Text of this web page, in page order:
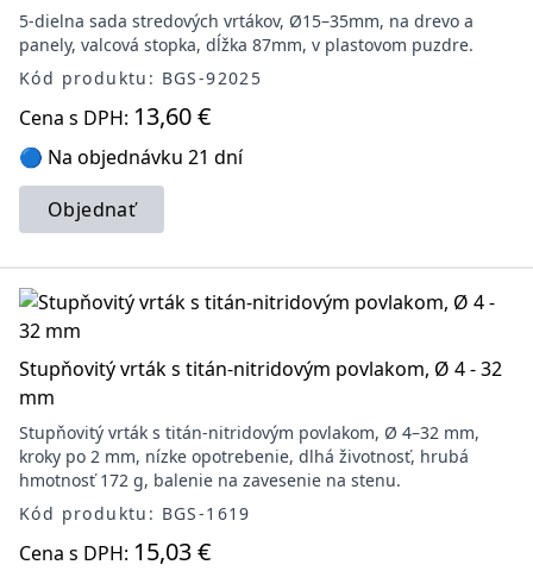
5-dielna sada stredových vrtákov, Ø15–35mm, na drevo a
panely, valcová stopka, dĺžka 87mm, v plastovom puzdre.
Kód produktu: BGS-92025
Cena s DPH: 13,60 €
🔵 Na objednávku 21 dní
Objednať
Stupňovitý vrták s titán-nitridovým povlakom, Ø 4 - 32
mm
Stupňovitý vrták s titán-nitridovým povlakom, Ø 4–32 mm,
kroky po 2 mm, nízke opotrebenie, dlhá životnosť, hrubá
hmotnosť 172 g, balenie na zavesenie na stenu.
Kód produktu: BGS-1619
Cena s DPH: 15,03 €